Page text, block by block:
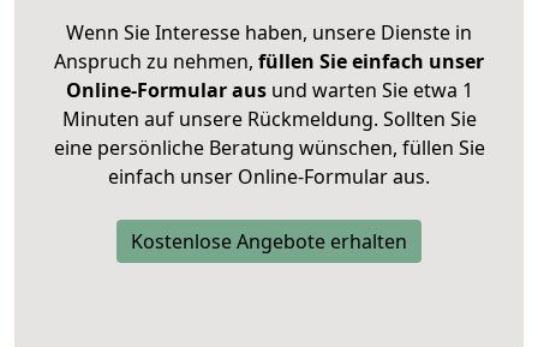
Wenn Sie Interesse haben, unsere Dienste in
Anspruch zu nehmen, füllen Sie einfach unser
Online-Formular ausund warten Sie etwa 1
Minuten auf unsere Rückmeldung. Sollten Sie
eine persönliche Beratung wünschen, füllen Sie
einfach unser Online-Formular aus.
Kostenlose Angebote erhalten